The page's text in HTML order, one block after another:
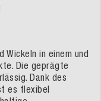
in einem und
Die geprägte
Dank des
es flexibel